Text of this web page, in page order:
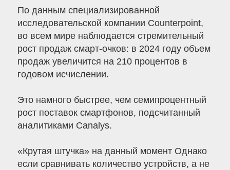
По данным специализированной
исследовательской компании Counterpoint,
во всем мире наблюдается стремительный
рост продаж смарт-очков: в 2024 году объем
продаж увеличится на 210 процентов в
годовом исчислении.
Это намного быстрее, чем семипроцентный
рост поставок смартфонов, подсчитанный
аналитиками Canalys.
«Крутая штучка» на данный момент Однако
если сравнивать количество устройств, а не